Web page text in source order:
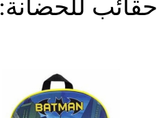
حقائب للحضانة: